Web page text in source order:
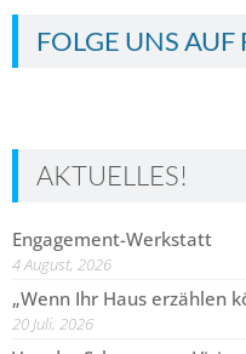
FOLGE UNS
AKTUELLES!
Engagement-Werkstatt
4 August, 2026
„Wenn Ihr Haus erzählen
20 Juli, 2026